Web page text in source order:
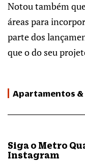
Notou também
áreas para
parte dos
que o do seu
Apartamentos &
Siga o Metro
Instagram